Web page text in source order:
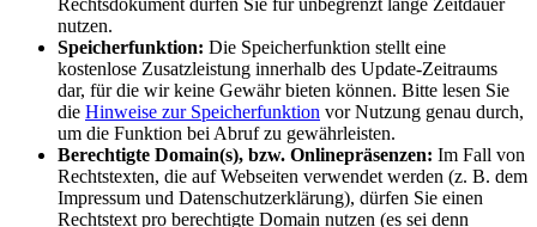
Rechtsdokument dürfen Sie für unbegrenzt lange Zeitdauer
nutzen.
Speicherfunktion: Die Speicherfunktion stellt eine
kostenlose Zusatzleistung innerhalb des Update-Zeitraums
dar, für die wir keine Gewähr bieten können. Bitte lesen Sie
die Hinweise zur Speicherfunktion vor Nutzung genau durch,
um die Funktion bei Abruf zu gewährleisten.
Berechtigte Domain(s), bzw. Onlinepräsenzen: Im Fall von
Rechtstexten, die auf Webseiten verwendet werden (z. B. dem
Impressum und Datenschutzerklärung), dürfen Sie einen
Rechtstext pro berechtigte Domain nutzen (es sei denn